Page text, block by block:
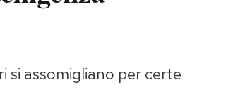
si assomigliano per certe